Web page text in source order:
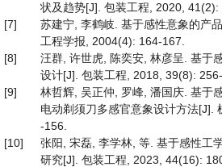
状及趋势[J]. 包装工程, 2020, 41(2):
[7]
苏建宁, 李鹤岐. 基于感性意象的产
工程学报, 2004(4): 164-167.
[8]
汪群, 许世虎, 陈奕安, 林彦呈. 基于
设计[J]. 包装工程, 2018, 39(8):
[9]
林哲辉, 吴正仲, 罗峰, 潘国庆. 基于
电动剃须刀多感官意象设计方法[J].
-156.
[10]
张阳, 宋磊, 李学林, 等. 基于感性工
研究[J]. 包装工程, 2023, 44(16):